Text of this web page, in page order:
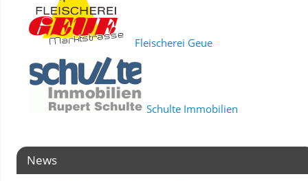
Fleischerei Geue
Schulte Immobilien
News